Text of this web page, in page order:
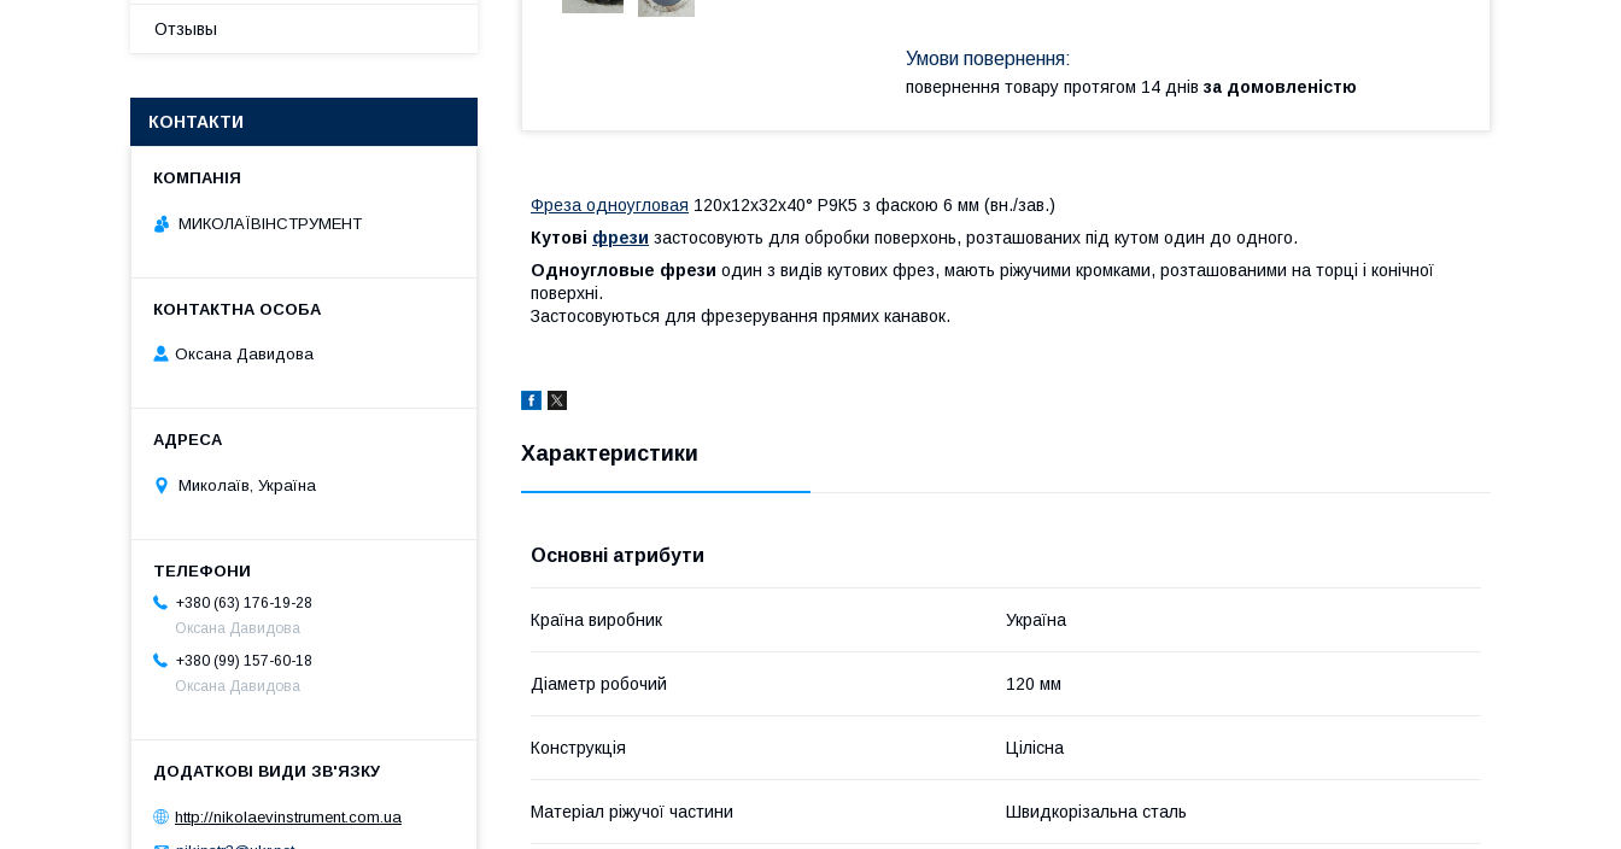
повернення товару протягом 14 днів за домовленістю
Фреза одноугловая 120х12х32х40° Р9К5 з фаскою 6 мм (вн./зав.)
Кутові фрези застосовують для обробки поверхонь, розташованих під кутом один до одного.
Одноугловые фрези один з видів кутових фрез, мають ріжучими кромками, розташованими на торці і конічної
поверхні.
Застосовуються для фрезерування прямих канавок.
Характеристики
Основні атрибути
Країна виробник Україна
Діаметр робочий 120 мм
Конструкція Цілісна
Матеріал ріжучої частини Швидкорізальна сталь
Отзывы
КОНТАКТИ
МИКОЛАЇВІНСТРУМЕНТ
Оксана Давидова
Миколаїв, Україна
+380 (63) 176-19-28
Оксана Давидова
+380 (99) 157-60-18
Оксана Давидова
http://nikolaevinstrument.com.ua